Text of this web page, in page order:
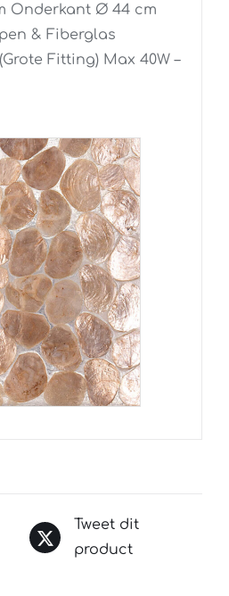
Onderkant Ø 44 cm
& Fiberglas
Fitting) Max 40W –
Tweet dit
product